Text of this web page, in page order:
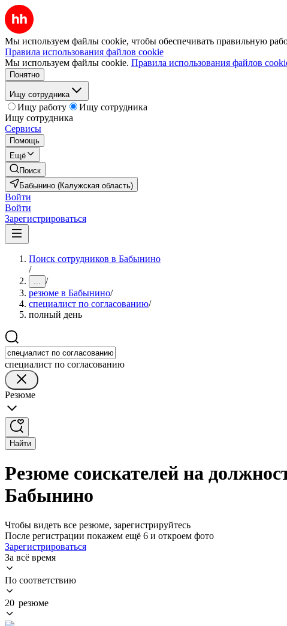
Мы используем файлы cookie, чтобы обеспечивать правильную
Правила использования файлов cookie
Мы используем файлы cookie. Правила использования файлов
Понятно
Ищу сотрудника
Ищу работу
Ищу сотрудника
Ищу сотрудника
Сервисы
Помощь
Ещё
Поиск
Бабынино (Калужская область)
Войти
Войти
Зарегистрироваться
Поиск сотрудников в Бабынино
/
... /
резюме в Бабынино/
специалист по согласованию/
полный день
специалист по согласованию
Резюме
Найти
Резюме соискателей на
Бабынино
Чтобы видеть все резюме, зарегистрируйтесь
После регистрации покажем ещё 6 и откроем фото
Зарегистрироваться
За всё время
По соответствию
20 резюме